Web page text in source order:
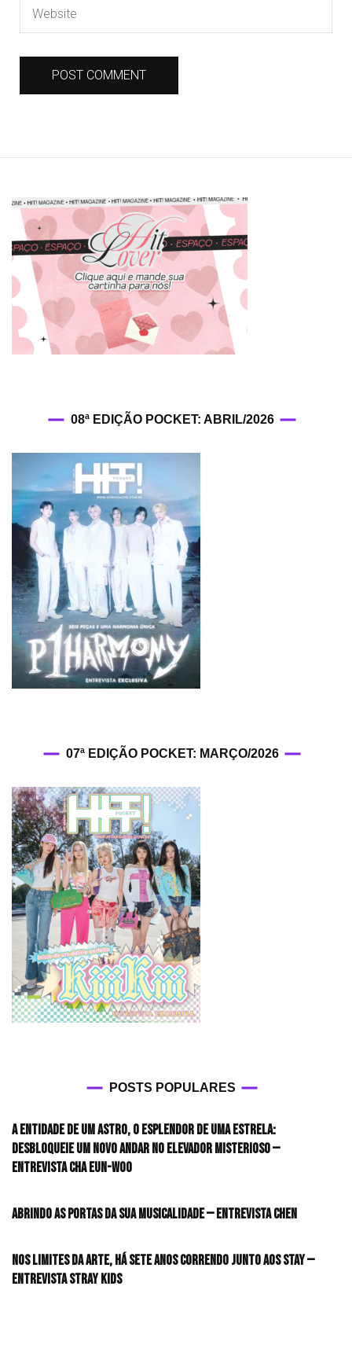
08ª EDIÇÃO POCKET: ABRIL/2026
07ª EDIÇÃO POCKET: MARÇO/2026
POSTS POPULARES
A entidade de um astro, o esplendor de uma estrela:
desbloqueie um novo andar no elevador misterioso —
Entrevista CHA EUN-WOO
Abrindo as portas da sua musicalidade — Entrevista CHEN
Nos limites da arte, há sete anos correndo junto aos STAY —
Entrevista Stray Kids